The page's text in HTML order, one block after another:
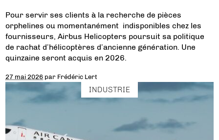
Pour servir ses clients à la recherche de pièces
orphelines ou momentanément indisponibles chez les
fournisseurs, Airbus Helicopters poursuit sa politique
de rachat d’hélicoptères d’ancienne génération. Une
quinzaine seront acquis en 2026.
27 mai 2026 par Frédéric Lert
INDUSTRIE